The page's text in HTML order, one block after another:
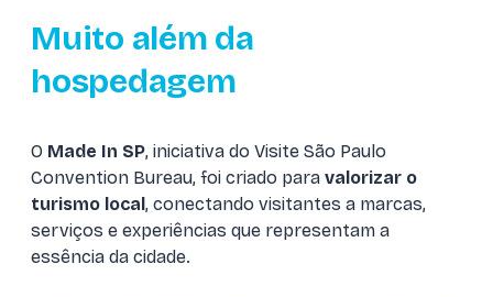
Muito além da
hospedagem
O Made In SP, iniciativa do Visite São Paulo
Convention Bureau, foi criado para valorizar o
turismo local , conectando visitantes a marcas,
serviços e experiências que representam a
essência da cidade.